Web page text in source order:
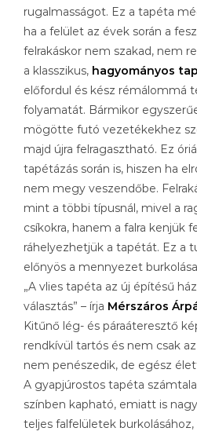
rugalmasságot. Ez a tapéta
ha a felület az évek során a
felrakáskor nem szakad, nem
a klasszikus, hagyományos
előfordul és kész rémálommá
folyamatát. Bármikor
mögötte futó vezetékekhez
majd újra felragasztható. Ez
tapétázás során is, hiszen ha
nem megy veszendőbe.
mint a többi típusnál, mivel a
csíkokra, hanem a falra kenjük
ráhelyezhetjük a tapétát. Ez a
előnyös a mennyezet
„A vlies tapéta az új építésű
választás” – írja Mérszáros
Kitűnő lég- és páraáteresztő
rendkívül tartós és nem csak
nem penészedik, de egész
A gyapjúrostos tapéta
színben kapható, emiatt is
teljes falfelületek